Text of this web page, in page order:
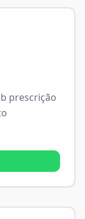
prescrição